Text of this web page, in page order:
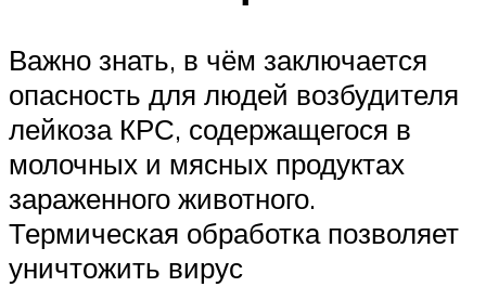
Важно знать, в чём заключается
опасность для людей возбудителя
лейкоза КРС, содержащегося в
молочных и мясных продуктах
зараженного животного.
Термическая обработка позволяет
уничтожить вирус